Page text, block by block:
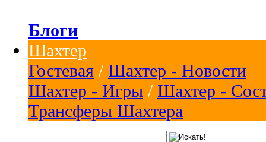
Блоги
Шахтер
Гостевая / Шахтер - Новости
Шахтер - Игры / Шахтер -
Трансферы Шахтера